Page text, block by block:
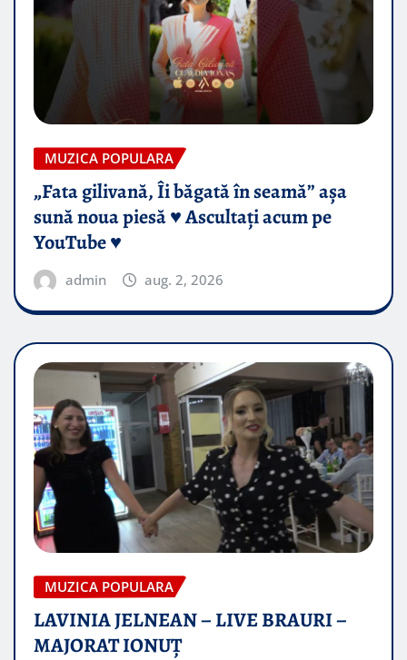
MUZICA POPULARA
„Fata gilivană, Îi băgată în seamă” așa
sună noua piesă ♥️ Ascultați acum pe
YouTube ♥️
admin aug. 2, 2026
MUZICA POPULARA
LAVINIA JELNEAN – LIVE BRAURI –
MAJORAT IONUŢ